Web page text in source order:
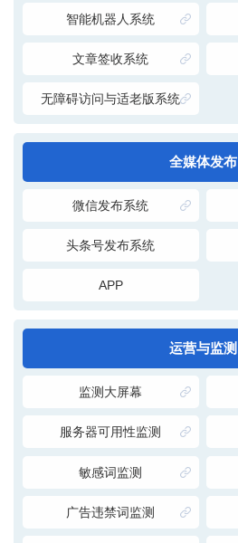
智能机器人系统
文章签收系统
无障碍访问与适老版系统
全媒体发布
微信发布系统
头条号发布系统
APP
运营与监测
监测大屏幕
服务器可用性监测
敏感词监测
广告违禁词监测